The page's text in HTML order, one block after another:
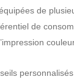
de
de